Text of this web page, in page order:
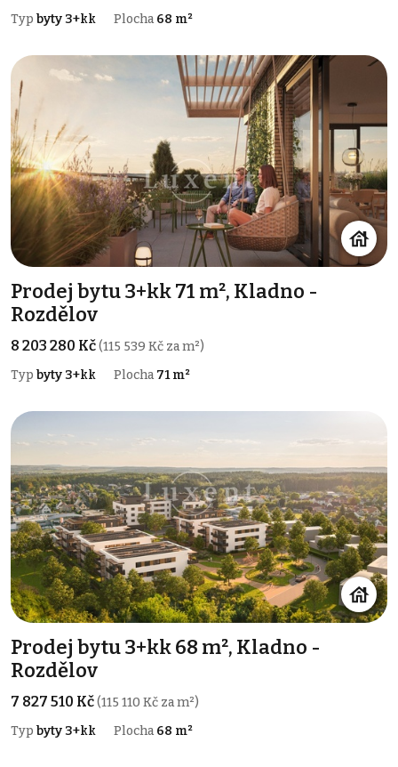
Typ byty 3+kk Plocha 68 m²
Prodej bytu 3+kk 71 m², Kladno -
Rozdělov
8 203 280 Kč(115 539 Kč za m²)
Typ byty 3+kk Plocha 71 m²
Prodej bytu 3+kk 68 m², Kladno -
Rozdělov
7 827 510 Kč(115 110 Kč za m²)
Typ byty 3+kk Plocha 68 m²